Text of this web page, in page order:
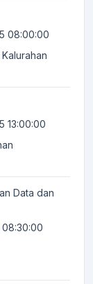
08:00:00
13:00:00
Data dan
08:30:00